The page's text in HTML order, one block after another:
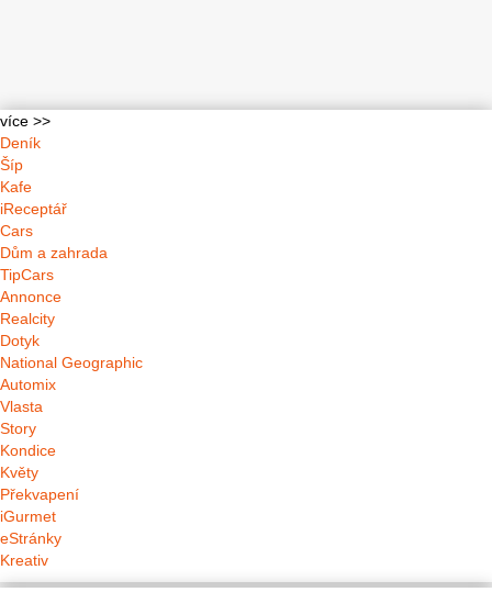
více >>
Deník
Šíp
Kafe
iReceptář
Cars
Dům a zahrada
TipCars
Annonce
Realcity
Dotyk
National Geographic
Automix
Vlasta
Story
Kondice
Květy
Překvapení
iGurmet
eStránky
Kreativ